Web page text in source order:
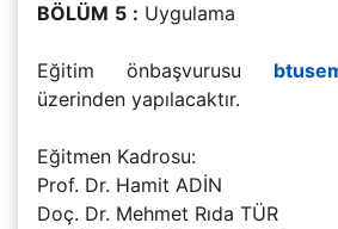
BÖLÜM 5 : Uygulama
Eğitim önbaşvurusu
üzerinden yapılacaktır.
Eğitmen Kadrosu:
Prof. Dr. Hamit ADİN
Doç. Dr. Mehmet Rıda TÜR